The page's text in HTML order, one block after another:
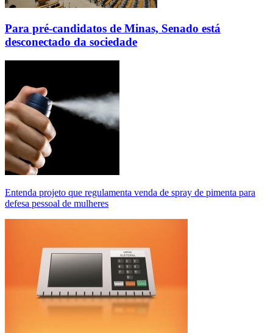
Para pré-candidatos de Minas, Senado está
desconectado da sociedade
Entenda projeto que regulamenta venda de spray de pimenta para
defesa pessoal de mulheres